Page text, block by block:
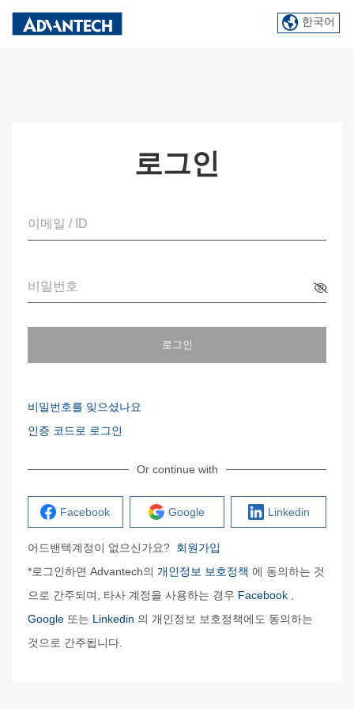
한국어
로그인
이메일 / ID
비밀번호
로그인
비밀번호를 잊으셨나요
인증 코드로 로그인
Or continue with
Facebook Google Linkedin
어드밴텍계정이 없으신가요? 회원가입
*로그인하면 Advantech의 개인정보 보호정책 에 동의하는 것
으로 간주되며, 타사 계정을 사용하는 경우 Facebook
Google 또는 Linkedin 의 개인정보 보호정책에도 동의하는
것으로 간주됩니다.